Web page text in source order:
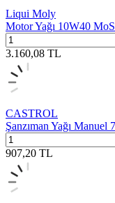
Liqui Moly
Motor Yağı 10W40
3.160,08 TL
CASTROL
Şanzıman Yağı
907,20 TL